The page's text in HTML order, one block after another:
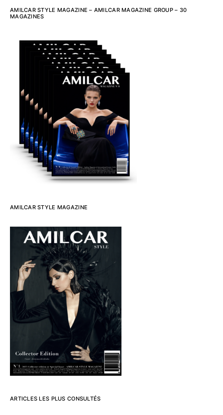
AMILCAR STYLE MAGAZINE – AMILCAR MAGAZINE GROUP – 30
MAGAZINES
AMILCAR STYLE MAGAZINE
ARTICLES LES PLUS CONSULTÉS